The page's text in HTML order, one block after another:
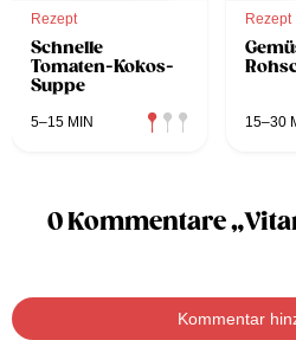
Rezept
Schnelle
Tomaten-Kokos-
Suppe
5–15 MIN
Rezept
15–30
0 Kommentare
Kommentar